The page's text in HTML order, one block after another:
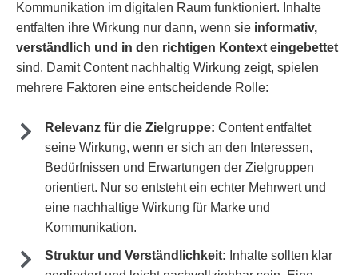
Kommunikation im digitalen Raum funktioniert. Inhalte
entfalten ihre Wirkung nur dann, wenn sie informativ,
verständlich und in den richtigen Kontext eingebettet
sind. Damit Content nachhaltig Wirkung zeigt, spielen
mehrere Faktoren eine entscheidende Rolle:
Relevanz für die Zielgruppe: Content entfaltet
seine Wirkung, wenn er sich an den Interessen,
Bedürfnissen und Erwartungen der Zielgruppen
orientiert. Nur so entsteht ein echter Mehrwert und
eine nachhaltige Wirkung für Marke und
Kommunikation.
Struktur und Verständlichkeit: Inhalte sollten klar